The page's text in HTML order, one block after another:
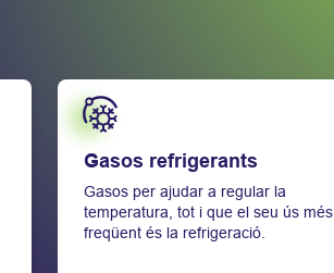
Gasos refrigerants
Gasos per ajudar a regular la
temperatura, tot i que el seu ús més
freqüent és la refrigeració.
Saber més